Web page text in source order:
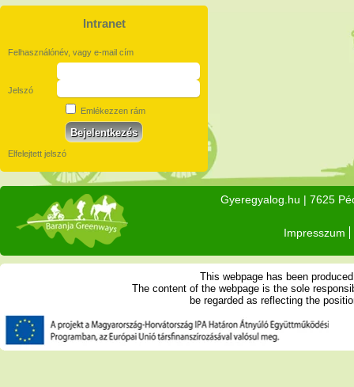
Intranet
Felhasználónév, vagy e-mail cím
Jelszó
Emlékezzen rám
Elfelejtett jelszó
Gyeregyalog.hu | 7625
Impresszum
This webpage has been
The content of the webpage is the sole
be regarded as reflecting the